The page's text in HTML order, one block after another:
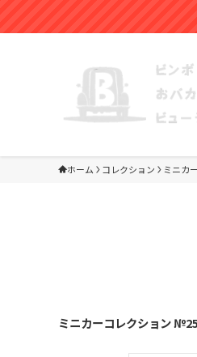
ホーム コレクション ミニカー
ミニカーコレクション